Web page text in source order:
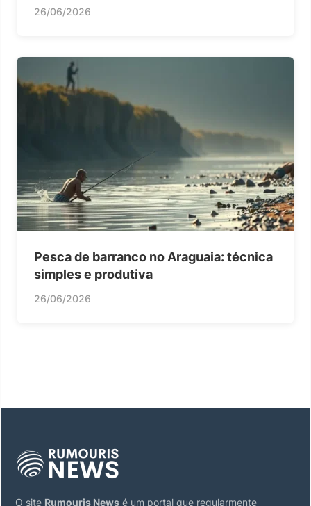
26/06/2026
Pesca de barranco no Araguaia: técnica
simples e produtiva
26/06/2026
O site Rumouris News é um portal que regularmente